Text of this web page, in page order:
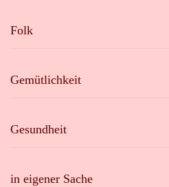
Folk
Gemütlichkeit
Gesundheit
in eigener Sache